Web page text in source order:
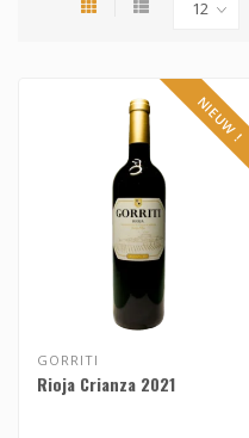
NIEUW !
GORRITI
Rioja Crianza 2021